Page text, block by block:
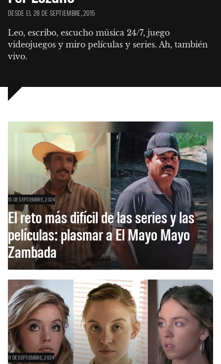
DESDE EL 28 DE SEPTIEMBRE, 2015
Leo, escribo, escucho música 24/7, juego
videojuegos y miro películas y series. Ah, también
vivo.
15 DE SEPTIEMBRE, 2024
El reto más difícil de las series y las
películas: plasmar a El Mayo Mayo
Zambada
11 DE SEPTIEMBRE, 2024